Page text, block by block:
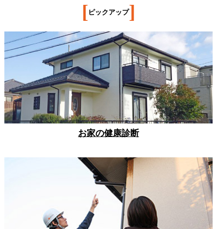
[ ピックアップ]
お家の健康診断